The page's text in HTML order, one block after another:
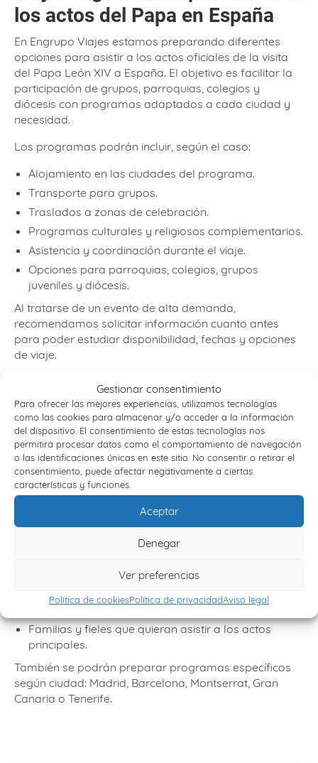
Gestionar consentimiento
Para ofrecer las mejores experiencias, utilizamos tecnologías
como las cookies para almacenar y/o acceder a la información
del dispositivo. El consentimiento de estas tecnologías nos
permitirá procesar datos como el comportamiento de navegación
o las identificaciones únicas en este sitio. No consentir o retirar el
consentimiento, puede afectar negativamente a ciertas
características y funciones.
Aceptar
Denegar
Ver preferencias
Política de cookiesPolítica de privacidadAviso legal
los actos del Papa en España
En Engrupo Viajes estamos preparando diferentes
opciones para asistir a los actos oficiales de la visita
del Papa León XIV a España. El objetivo es facilitar la
participación de grupos, parroquias, colegios y
diócesis con programas adaptados a cada ciudad y
necesidad.
Los programas podrán incluir, según el caso:
Alojamiento en las ciudades del programa.
Transporte para grupos.
Traslados a zonas de celebración.
Programas culturales y religiosos complementarios.
Asistencia y coordinación durante el viaje.
Opciones para parroquias, colegios, grupos
juveniles y diócesis.
Al tratarse de un evento de alta demanda,
recomendamos solicitar información cuanto antes
para poder estudiar disponibilidad, fechas y opciones
de viaje.
¿Para quién están pensados
estos viajes?
Estos viajes están pensados para personas y grupos
que quieran participar en la visita del Papa León XIV a
España con una organización clara y
acompañamiento logístico.
Parroquias y grupos pastorales.
Colegios y centros educativos.
Asociaciones y grupos de peregrinos.
Familias y fieles que quieran asistir a los actos
principales.
También se podrán preparar programas específicos
según ciudad: Madrid, Barcelona, Montserrat, Gran
Canaria o Tenerife.